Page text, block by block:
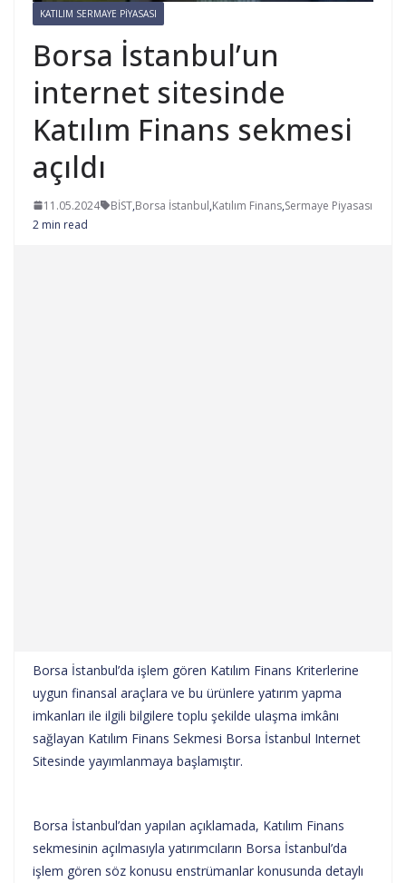
KATILIM SERMAYE PIYASASI
Borsa İstanbul’un
internet sitesinde
Katılım Finans sekmesi
açıldı
11.05.2024 BİST,Borsa İstanbul,Katılım Finans,Sermaye Piyasası
2 min read
Borsa İstanbul’da işlem gören Katılım Finans Kriterlerine
uygun finansal araçlara ve bu ürünlere yatırım yapma
imkanları ile ilgili bilgilere toplu şekilde ulaşma imkânı
sağlayan Katılım Finans Sekmesi Borsa İstanbul Internet
Sitesinde yayımlanmaya başlamıştır.
Borsa İstanbul’dan yapılan açıklamada, Katılım Finans
sekmesinin açılmasıyla yatırımcıların Borsa İstanbul’da
işlem gören söz konusu enstrümanlar konusunda detaylı